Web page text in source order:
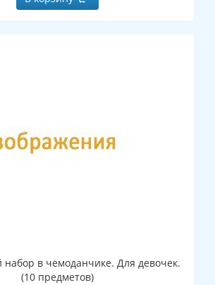
в чемоданчике. Для девочек.
(10 предметов)